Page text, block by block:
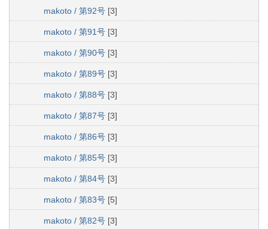
makoto / 第92号 [3]
makoto / 第91号 [3]
makoto / 第90号 [3]
makoto / 第89号 [3]
makoto / 第88号 [3]
makoto / 第87号 [3]
makoto / 第86号 [3]
makoto / 第85号 [3]
makoto / 第84号 [3]
makoto / 第83号 [5]
makoto / 第82号 [3]